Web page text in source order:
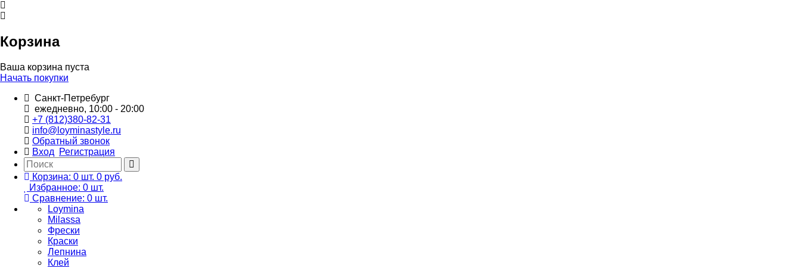
Корзина
Ваша корзина пуста
Начать покупки
Санкт-Петребург
ежедневно, 10:00 - 20:00
+7 (812)380-82-31
info@loyminastyle.ru
Обратный звонок
Вход
Регистрация
Корзина: 0 шт. 0 руб.
Избранное: 0 шт.
Сравнение: 0 шт.
Loymina
Milassa
Фрески
Краски
Лепнина
Клей